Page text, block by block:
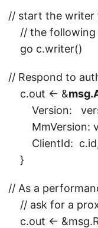
// start the writer
// the following
go c.writer()
// Respond to
c.out <- &
Version:
MmVersion:
ClientId:
}
// As a
// ask for a
c.out <-